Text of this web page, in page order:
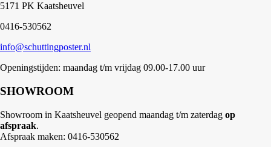
5171 PK Kaatsheuvel
0416-530562
info@schuttingposter.nl
Openingstijden: maandag t/m vrijdag 09.00-17.00 uur
SHOWROOM
Showroom in Kaatsheuvel geopend maandag t/m zaterdag op
afspraak.
Afspraak maken: 0416-530562